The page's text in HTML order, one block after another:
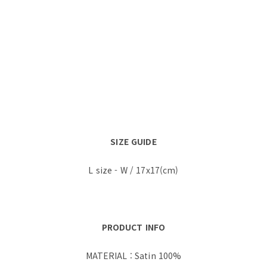
SIZE GUIDE
L size - W / 17x17(cm)
PRODUCT INFO
MATERIAL : Satin 100%